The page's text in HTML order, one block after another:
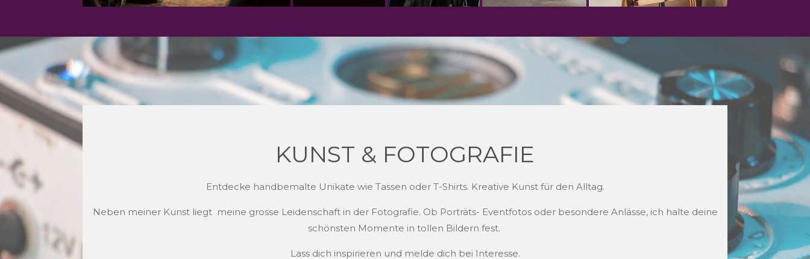
KUNST & FOTOGRAFIE
Entdecke handbemalte Unikate wie Tassen oder T-Shirts. Kreative Kunst für den Alltag.
Neben meiner Kunst liegt meine grosse Leidenschaft in der Fotografie. Ob Porträts- Eventfotos oder besondere Anlässe, ich halte deine
schönsten Momente in tollen Bildern fest.
Lass dich inspirieren und melde dich bei Interesse.